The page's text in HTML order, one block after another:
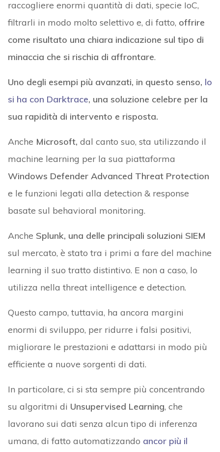
raccogliere enormi quantità di dati, specie IoC,
filtrarli in modo molto selettivo e, di fatto, offrire
come risultato una chiara indicazione sul tipo di
minaccia che si rischia di affrontare.
Uno degli esempi più avanzati, in questo senso, lo
si ha con Darktrace, una soluzione celebre per la
sua rapidità di intervento e risposta.
Anche Microsoft, dal canto suo, sta utilizzando il
machine learning per la sua piattaforma
Windows Defender Advanced Threat Protection
e le funzioni legati alla detection & response
basate sul behavioral monitoring.
Anche Splunk, una delle principali soluzioni SIEM
sul mercato, è stato tra i primi a fare del machine
learning il suo tratto distintivo. E non a caso, lo
utilizza nella threat intelligence e detection.
Questo campo, tuttavia, ha ancora margini
enormi di sviluppo, per ridurre i falsi positivi,
migliorare le prestazioni e adattarsi in modo più
efficiente a nuove sorgenti di dati.
In particolare, ci si sta sempre più concentrando
su algoritmi di Unsupervised Learning, che
lavorano sui dati senza alcun tipo di inferenza
umana, di fatto automatizzando ancor più il